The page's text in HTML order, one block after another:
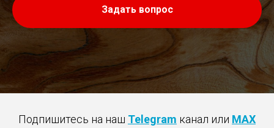
Задать вопрос
Подпишитесь на наш Telegram канал или MAX